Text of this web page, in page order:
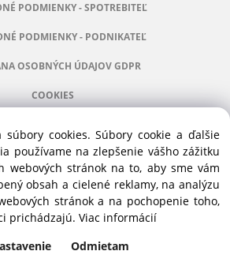
PODMIENKY - SPOTREBITEĽ
PODMIENKY - PODNIKATEĽ
OSOBNÝCH ÚDAJOV GDPR
COOKIES
+421 911 031 991
+421 910 121 005
+421 903 404 067
+421 903 404 047
r.o., All rights reserved | Štefánikova 35, SK-900
súbory cookies. Súbory cookie a ďalšie
používame na zlepšenie vášho zážitku
webových stránok na to, aby sme vám
obsah a cielené reklamy, na analýzu
stránok a na pochopenie toho,
prichádzajú. Viac informácií
Odmietam